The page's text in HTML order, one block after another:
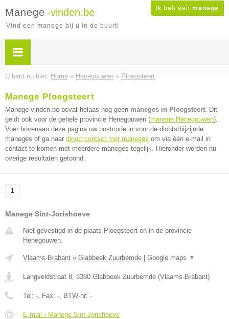
Ik heb een manege
Manege -vinden.be
Vind een manege bij u in de buurt!
U bent nu hier: Home » Henegouwen » Ploegsteert
Manege Ploegsteert
Manege-vinden.be bevat helaas nog geen maneges in Ploegsteert. Dit
geldt ook voor de gehele provincie Henegouwen (manege Henegouwen).
Voer bovenaan deze pagina uw postcode in voor de dichtstbijzijnde
maneges of ga naar direct contact met maneges om via één e-mail in
contact te komen met meerdere maneges tegelijk. Hieronder worden nu
overige resultaten getoond.
1
Manege Sint-Jorishoeve
Niet gevestigd in de plaats Ploegsteert en in de provincie
Henegouwen.
Vlaams-Brabant » Glabbeek Zuurbemde Google maps ▼
Langveldstraat 8, 3380 Glabbeek Zuurbemde (Vlaams-Brabant)
Tel: -, Fax: -, BTW-nr: -
E-mail › Manege Sint-Jorishoeve